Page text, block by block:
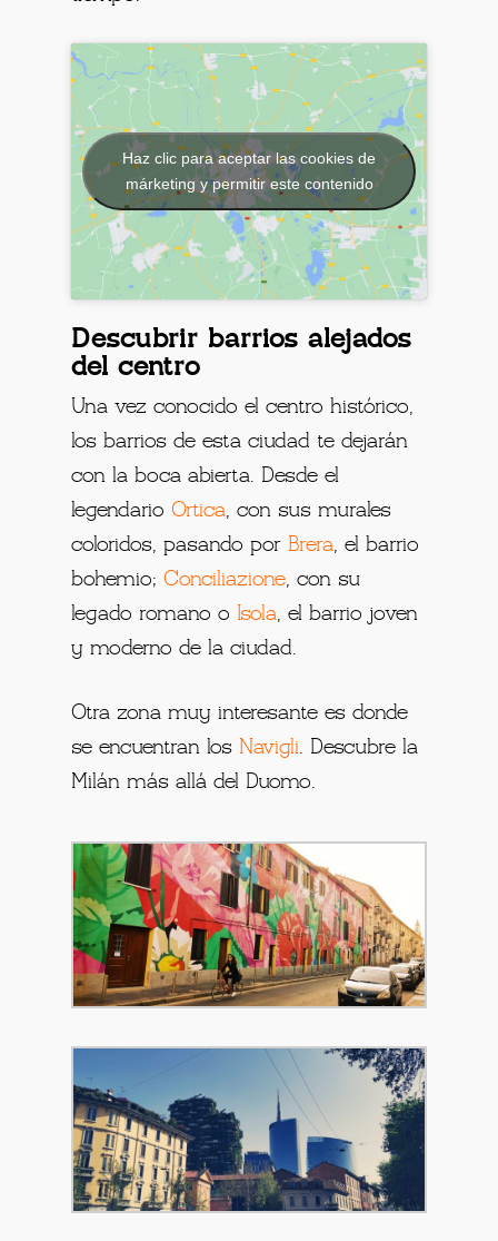
Haz clic para aceptar las cookies de
márketing y permitir este contenido
Descubrir barrios alejados
del centro
Una vez conocido el centro histórico,
los barrios de esta ciudad te dejarán
con la boca abierta. Desde el
legendarioOrtica, con sus murales
coloridos, pasando por Brera, el barrio
bohemio;Conciliazione, con su
legado romano o Isola, el barrio joven
y moderno de la ciudad.
Otra zona muy interesante es donde
se encuentran los Navigli. Descubre la
Milán más allá del Duomo.